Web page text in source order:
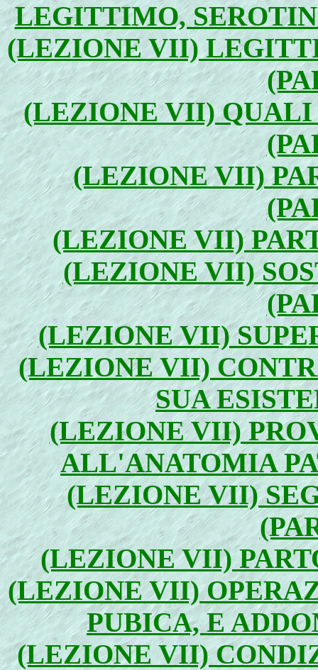
LEGITTIMO,
(LEZIONE VII)
(LEZIONE VII)
(LEZIONE VII)
(LEZIONE VII)
(LEZIONE VII)
(LEZIONE VII)
(LEZIONE VII)
SUA
(LEZIONE VII)
ALL'ANATOMIA
(LEZIONE VII)
(LEZIONE VII)
(LEZIONE VII)
PUBICA, E
(LEZIONE VII)